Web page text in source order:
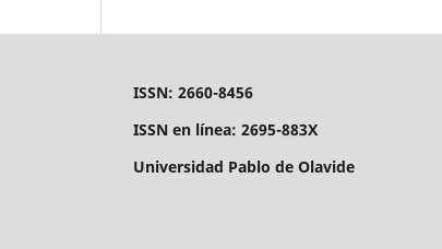
ISSN: 2660-8456
ISSN en línea: 2695-883X
Universidad Pablo de Olavide